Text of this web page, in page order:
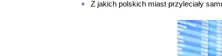
Z jakich polskich miast przyleciały